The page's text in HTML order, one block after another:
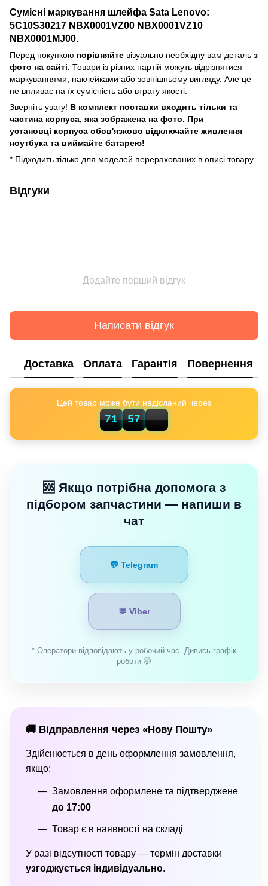
Сумісні маркування шлейфа Sata Lenovo:
5C10S30217 NBX0001VZ00 NBX0001VZ10
NBX0001MJ00.
Перед покупкою порівняйте візуально необхідну вам деталь з
фото на сайті. Товари із різних партій можуть відрізнятися
маркуваннями, наклейками або зовнішньому вигляду. Але це
не впливає на їх сумісність або втрату якості.
Зверніть увагу! В комплект поставки входить тільки та
частина корпуса, яка зображена на фото. При
установці корпуса обов'язково відключайте живлення
ноутбука та виймайте батарею!
* Підходить тілько для моделей перерахованих в описі товару
Відгуки
Додайте перший відгук
Написати відгук
Доставка Оплата Гарантія Повернення
Цей товар може бути надісланий через
71 57 03
🆘 Якщо потрібна допомога з
підбором запчастини — напиши в
чат
💬 Telegram
💬 Viber
* Оператори відповідають у робочий час. Дивись графік
роботи 🤭
🚚 Відправлення через «Нову Пошту»
Здійснюється в день оформлення замовлення,
якщо:
Замовлення оформлене та підтверджене
до 17:00
Товар є в наявності на складі
У разі відсутності товару — термін доставки
узгоджується індивідуально.